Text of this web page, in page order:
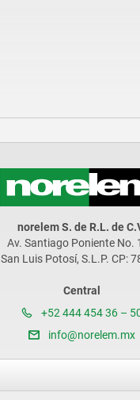
norelem S. de R.L. de
Av. Santiago Poniente No.
San Luis Potosí, S.L.P. CP:
Central
+52 444 454 36 –
info@norelem.mx